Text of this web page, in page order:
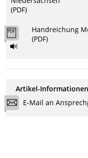
(PDF)
Handreichung
(PDF)
Artikel-Informationen
E-Mail an